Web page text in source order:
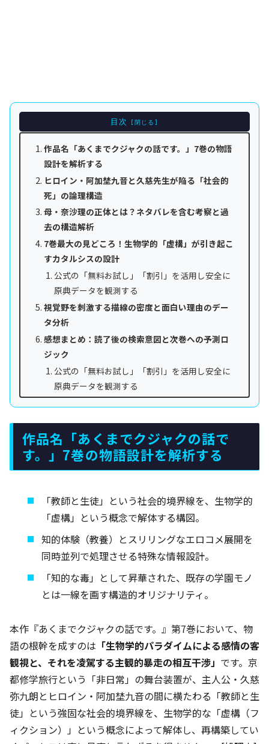
目次
作品名「あくまでクジャクの話です。」7巻の物語
設計を解析する
ヒロイン・阿加埜九音と久慈先生が陥る「社会的
死」の論理構造
母・奈沙理の正体とは？ネタバレを含む考察と過
去の構造解析
7巻最大の見どころ！生物学的「虚構」が引き起こ
すカタルシスの設計
公式の「無料お試し」「割引」を活用し安全に
原典データを観測する
視覚野を刺激する描線の密度と面白い理由のデー
タ分析
感想まとめ：読了後の検索意図と次巻への予測ロ
ジック
公式の「無料お試し」「割引」を活用し安全に
原典データを観測する
作品名「あくまでクジャクの話で
す。」7巻の物語設計を解析する
「教師と生徒」という社会的境界線を、生物学的
「虚構」という概念で解体する構図。
知的体験（教養）とスリリングなエロコメ展開を
同時並列で処理させる特殊な情報設計。
「知的な毒」として昇華された、既存の学園モノ
とは一線を画す構造的オリジナリティ。
本作『あくまでクジャクの話です。』第7巻において、物
語の根幹を成すのは 「生物学的パラダイムによる感情の客
観視と、それを凌駕する主観的暴走の相互干渉」 です。京
都修学旅行という「非日常」の舞台装置が、主人公・久慈
弥九朗とヒロイン・阿加埜九音の間に横たわる「教師と生
徒」という強固な社会的境界線を、生物学的な「虚構（フ
ィクション）」という概念によって解体し、再構築してい